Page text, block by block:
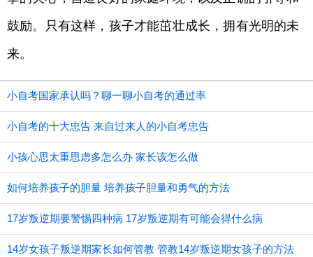
鼓励。只有这样，孩子才能茁壮成长，拥有光明的未
来。
小自考国家承认吗？聊一聊小自考的通过率
小自考的十大忠告 来自过来人的小自考忠告
小孩心思太重思虑多怎么办 家长该怎么做
如何培养孩子的胆量 培养孩子胆量和勇气的方法
17岁叛逆期要警惕四种病 17岁叛逆期有可能会得什么病
14岁女孩子叛逆期家长如何管教 管教14岁叛逆期女孩子的方法